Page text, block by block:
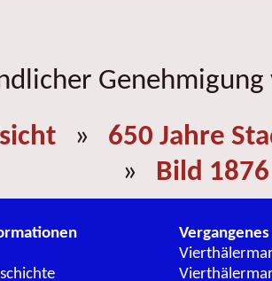
» 650 Jahre
» Bild 1876
Vergangenes